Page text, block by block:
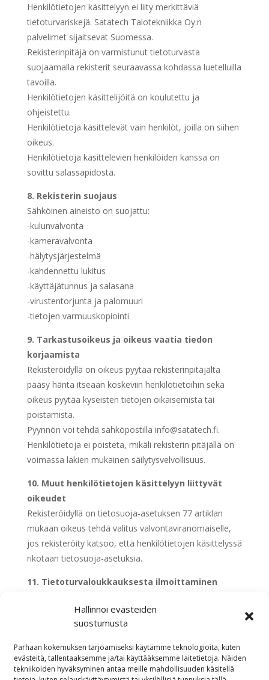
Hallinnoi evästeiden
suostumusta
Parhaan kokemuksen tarjoamiseksi käytämme teknologioita, kuten
evästeitä, tallentaaksemme ja/tai käyttääksemme laitetietoja. Näiden
tekniikoiden hyväksyminen antaa meille mahdollisuuden käsitellä
Henkilötietojen käsittelyyn ei liity merkittäviä
tietoturvariskejä. Satatech Talotekniikka Oy:n
palvelimet sijaitsevat Suomessa.
Rekisterinpitäjä on varmistunut tietoturvasta
suojaamalla rekisterit seuraavassa kohdassa luetelluilla
tavoilla.
Henkilötietojen käsittelijöitä on koulutettu ja
ohjeistettu.
Henkilötietoja käsittelevät vain henkilöt, joilla on siihen
oikeus.
Henkilötietoja käsittelevien henkilöiden kanssa on
sovittu salassapidosta.
8. Rekisterin suojaus
Sähköinen aineisto on suojattu:
-kulunvalvonta
-kameravalvonta
-hälytysjärjestelmä
-kahdennettu lukitus
-käyttäjätunnus ja salasana
-virustentorjunta ja palomuuri
-tietojen varmuuskopiointi
9. Tarkastusoikeus ja oikeus vaatia tiedon
korjaamista
Rekisteröidyllä on oikeus pyytää rekisterinpitäjältä
pääsy häntä itseään koskeviin henkilötietoihin sekä
oikeus pyytää kyseisten tietojen oikaisemista tai
poistamista.
Pyynnön voi tehdä sähköpostilla info@satatech.fi.
Henkilötietoja ei poisteta, mikäli rekisterin pitäjällä on
voimassa lakien mukainen säilytysvelvollisuus.
10. Muut henkilötietojen käsittelyyn liittyvät
oikeudet
Rekisteröidyllä on tietosuoja-asetuksen 77 artiklan
mukaan oikeus tehdä valitus valvontaviranomaiselle,
jos rekisteröity katsoo, että henkilötietojen käsittelyssä
rikotaan tietosuoja-asetuksia.
11. Tietoturvaloukkauksesta ilmoittaminen
tietoturvaloukkauksista tietosuoja-asetuksen
mukaisesti ilman aiheetonta viivytystä ja
mahdollisuuksien mukaan 72 tunnin kuluessa sen
ilmitulosta toimivaltaiselle viranomaiselle.
Ilmoituksessa kuvataan henkilötietojen